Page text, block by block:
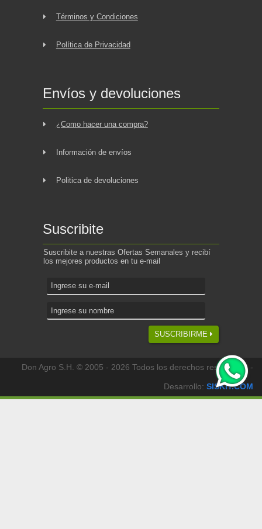
Términos y Condiciones
Política de Privacidad
Envíos y devoluciones
¿Como hacer una compra?
Información de envíos
Politica de devoluciones
Suscribite
Suscribite a nuestras Ofertas Semanales y recibí
los mejores productos en tu e-mail
SUSCRIBIRME
Don Agro S.H. © 2005 - 2026 Todos los derechos reservados -
Desarrollo: SISKIT.COM